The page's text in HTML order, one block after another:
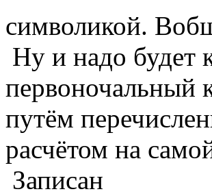
символикой.
Ну и надо будет
первоночальный
путём
расчётом на
Записан